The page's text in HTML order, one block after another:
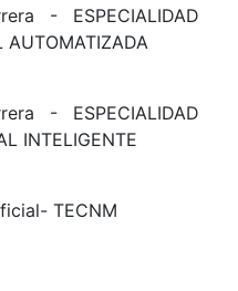
- ESPECIALIDAD
AUTOMATIZADA
- ESPECIALIDAD
INTELIGENTE
TECNM